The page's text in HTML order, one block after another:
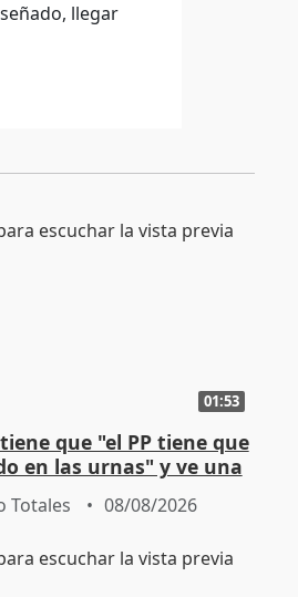
llegar
01:53
que "el PP tiene que
en las urnas" y ve una
Totales 08/08/2026